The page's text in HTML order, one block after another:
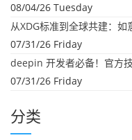
08/04/26 Tuesday
从XDG标准到全球共建：
07/31/26 Friday
deepin 开发者必备！官方
07/31/26 Friday
分类